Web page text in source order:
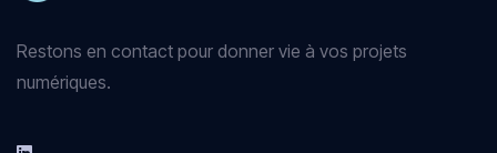
Restons en contact pour donner vie à vos projets
numériques.